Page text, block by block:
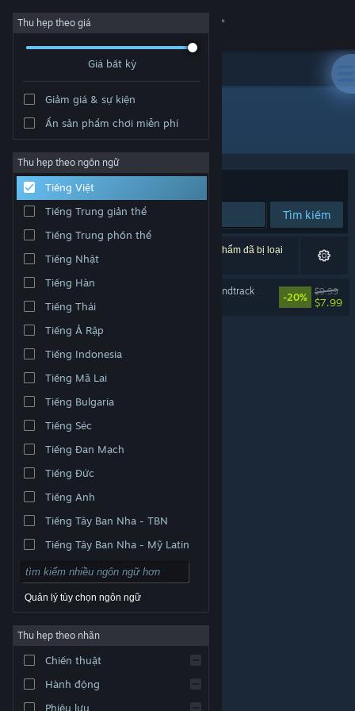
Đăng nhập
Cộng đồng
Thông tin
Hỗ trợ
Thay đổi ngôn ngữ
Cài ứng dụng Steam di động
Xem web cho desktop
thương hiệu là tài sản của chủ sở hữu tương ứng tại
Pháp lý
Hỗ trợ tiếp cận
ký Steam
|Hoàn tiền|
Thu hẹp theo giá
Giá bất kỳ
Giảm giá & sự kiện
Ẩn sản phẩm chơi miễn phí
Thu hẹp theo ngôn ngữ
Tiếng Việt
Tiếng Trung giản thể
Tiếng Trung phồn thể
Tiếng Nhật
Tiếng Hàn
Tiếng Thái
Tiếng Ả Rập
Tiếng Indonesia
Tiếng Mã Lai
Tiếng Bulgaria
Tiếng Séc
Tiếng Đan Mạch
Tiếng Đức
Tiếng Anh
Tiếng Tây Ban Nha - TBN
Tiếng Tây Ban Nha - Mỹ Latin
Quản lý tùy chọn ngôn ngữ
Thu hẹp theo nhãn
Chiến thuật
Hành động
Phiêu lưu
Nhà phát triển: Monstars Inc.
Xếp theo Độ liên quan
Tìm kiếm
1 kết quả phù hợp tìm kiếm của bạn. 6 tựa sản phẩm đã bị loại
trừ dựa trên tùy chỉnh của bạn.
Lumines Arise Original Soundtrack
-20%
$9.99
$7.99